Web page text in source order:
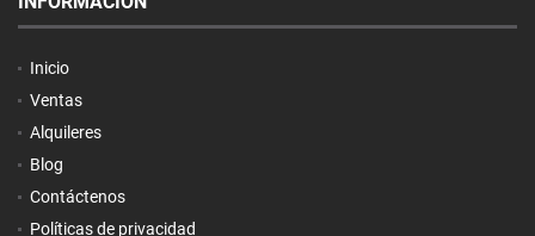
Inicio
Ventas
Alquileres
Blog
Contáctenos
Políticas de privacidad